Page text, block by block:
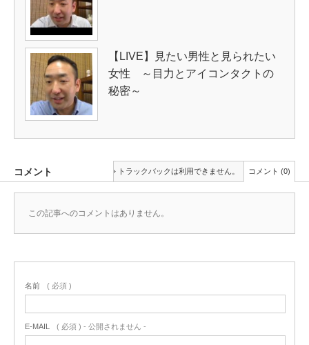
【LIVE】見たい男性と見られたい
女性 ～目力とアイコンタクトの
秘密～
コメント トラックバックは利用できません。 コメント (0)
この記事へのコメントはありません。
名前 ( 必須 )
E-MAIL ( 必須 ) - 公開されません -